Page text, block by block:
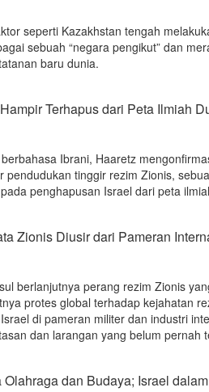
seperti Kazakhstan tengah
sebuah “negara pengikut” dan
baru dunia.
Terhapus dari Peta Ilmiah
Ibrani, Haaretz
pendudukan tinggir rezim Zionis,
penghapusan Israel dari peta
Zionis Diusir dari Pameran
berlanjutnya perang rezim Zionis
protes global terhadap kejahatan
di pameran militer dan industri
dan larangan yang belum pernah
dan Budaya; Israel